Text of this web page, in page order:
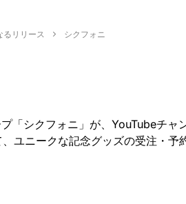
るリリース
シクフォニ
「シクフォニ」が、YouTubeチャ
ユニークな記念グッズの受注・予